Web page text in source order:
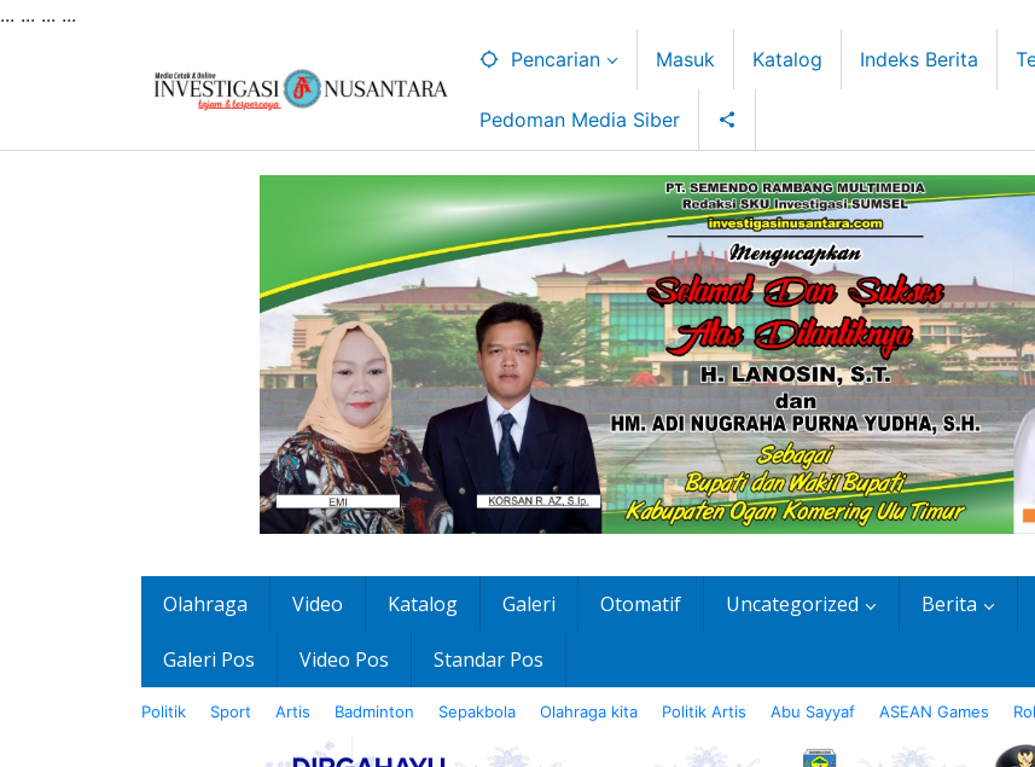
... ... ... ...
Pencarian Masuk Katalog Indeks Berita
Pedoman Media Siber
Olahraga Video Katalog Galeri Otomatif Uncategorized Berita
Galeri Pos Video Pos Standar Pos
Politik Sport Artis Badminton Sepakbola Olahraga kita Politik Artis Abu Sayyaf ASEAN Games